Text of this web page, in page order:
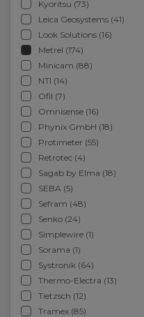
Kyoritsu (73)
Leica Geosystems (41)
Look Solutions (16)
Metrel (174)
Minicam (88)
NTI (14)
Ofil (7)
Omnisense (16)
Phynix GmbH (18)
Protimeter (55)
Retrotec (4)
Sagab by Elma (18)
SEBA (5)
Sefram (48)
Senko (24)
Simplewire (1)
Sorama (1)
Systronik (64)
Thermo-Electra (13)
Tietzsch (12)
Tramex (85)